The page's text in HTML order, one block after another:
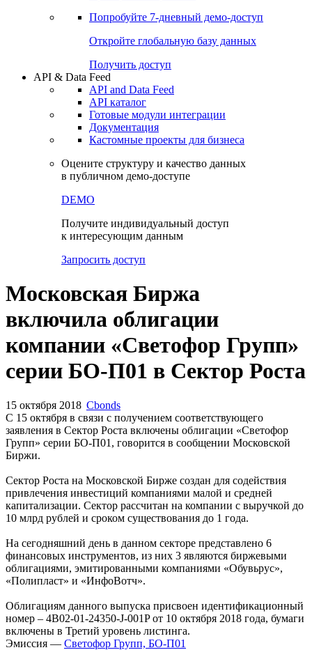
Попробуйте 7-дневный демо-доступ
Откройте глобальную базу данных
Получить доступ
API & Data Feed
API and Data Feed
API каталог
Готовые модули интеграции
Документация
Кастомные проекты для бизнеса
Оцените структуру и качество данных
в публичном демо-доступе
DEMO
Получите индивидуальный доступ
к интересующим данным
Запросить доступ
Московская Биржа
включила облигации
компании «Светофор Групп»
серии БО-П01 в Сектор Роста
15 октября 2018 Cbonds
С 15 октября в связи с получением соответствующего
заявления в Сектор Роста включены облигации «Светофор
Групп» серии БО-П01, говорится в сообщении Московской
Биржи.
Сектор Роста на Московской Бирже создан для содействия
привлечения инвестиций компаниями малой и средней
капитализации. Сектор рассчитан на компании с выручкой до
10 млрд рублей и сроком существования до 1 года.
На сегодняшний день в данном секторе представлено 6
финансовых инструментов, из них 3 являются биржевыми
облигациями, эмитированными компаниями «Обувьрус»,
«Полипласт» и «ИнфоВотч».
Облигациям данного выпуска присвоен идентификационный
номер – 4B02-01-24350-J-001P от 10 октября 2018 года, бумаги
включены в Третий уровень листинга.
Эмиссия — Светофор Групп, БО-П01